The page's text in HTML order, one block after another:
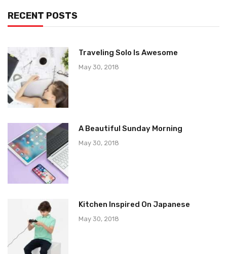
RECENT POSTS
Traveling Solo Is Awesome
May 30, 2018
A Beautiful Sunday Morning
May 30, 2018
Kitchen Inspired On Japanese
May 30, 2018